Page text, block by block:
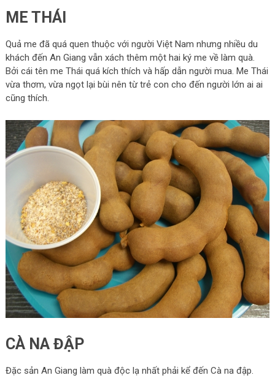
ME THÁI
Quả me đã quá quen thuộc với người Việt Nam nhưng nhiều du
khách đến An Giang vẫn xách thêm một hai ký me về làm quà.
Bởi cái tên me Thái quá kích thích và hấp dẫn người mua. Me Thái
vừa thơm, vừa ngọt lại bùi nên từ trẻ con cho đến người lớn ai ai
cũng thích.
CÀ NA ĐẬP
Đặc sản An Giang làm quà độc lạ nhất phải kể đến Cà na đập.